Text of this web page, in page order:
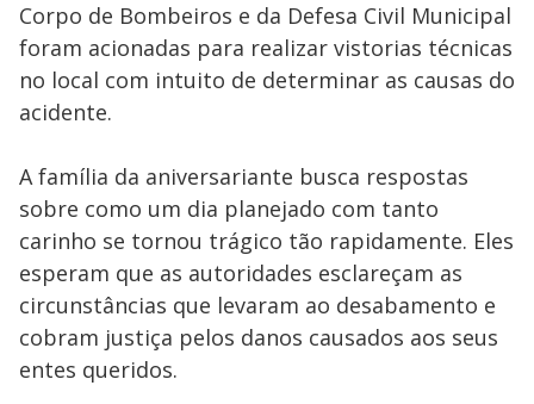
Corpo de Bombeiros e da Defesa Civil Municipal
foram acionadas para realizar vistorias técnicas
no local com intuito de determinar as causas do
acidente.
A família da aniversariante busca respostas
sobre como um dia planejado com tanto
carinho se tornou trágico tão rapidamente. Eles
esperam que as autoridades esclareçam as
circunstâncias que levaram ao desabamento e
cobram justiça pelos danos causados aos seus
entes queridos.